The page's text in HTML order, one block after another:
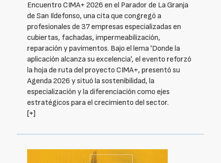
Encuentro CIMA+ 2026 en el Parador de La Granja
de San Ildefonso, una cita que congregó a
profesionales de 37 empresas especializadas en
cubiertas, fachadas, impermeabilización,
reparación y pavimentos. Bajo el lema 'Donde la
aplicación alcanza su excelencia', el evento reforzó
la hoja de ruta del proyecto CIMA+, presentó su
Agenda 2026 y situó la sostenibilidad, la
especialización y la diferenciación como ejes
estratégicos para el crecimiento del sector.
[+]